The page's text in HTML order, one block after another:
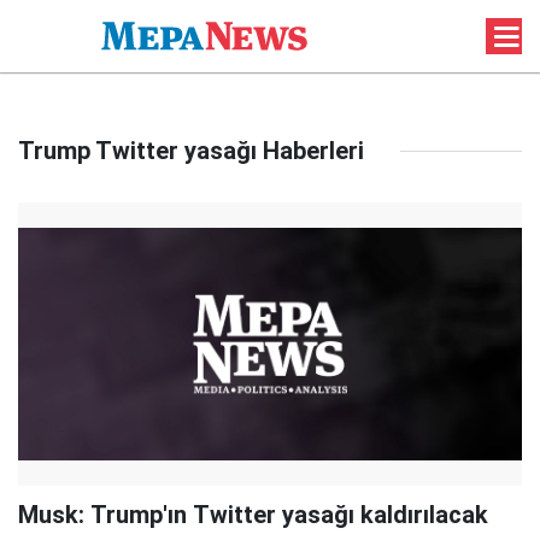
Trump Twitter yasağı Haberleri
Musk: Trump'ın Twitter yasağı kaldırılacak